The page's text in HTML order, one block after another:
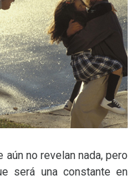
no revelan nada, pero
será una constante en